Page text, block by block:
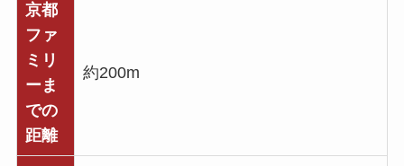
京都
ファ
ミリ
ーま
での
距離
約200m